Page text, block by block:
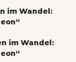
im Wandel:
im Wandel: